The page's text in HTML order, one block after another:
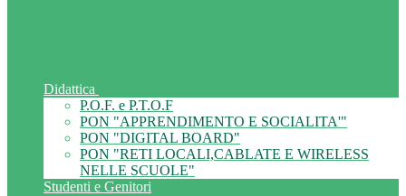
Didattica
P.O.F. e P.T.O.F
PON "APPRENDIMENTO E SOCIALITA'"
PON "DIGITAL BOARD"
PON "RETI LOCALI,CABLATE E WIRELESS
NELLE SCUOLE"
Studenti e Genitori